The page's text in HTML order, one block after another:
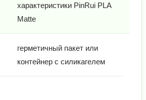
характеристики PinRui PLA
Matte
герметичный пакет или
контейнер с силикагелем